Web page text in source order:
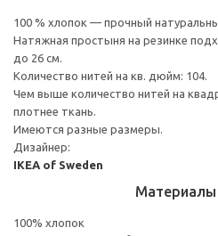
100 % хлопок — прочный
Натяжная простыня на резинке
до 26 см.
Количество нитей на кв. дюйм: 104.
Чем выше количество нитей на
плотнее ткань.
Имеются разные размеры.
Дизайнер:
IKEA of Sweden
Материалы
100% хлопок